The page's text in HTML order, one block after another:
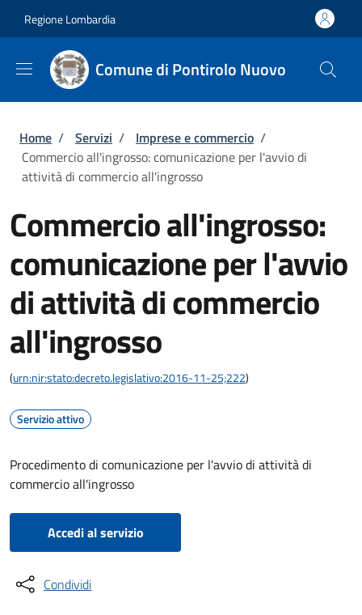
Regione Lombardia
Comune di Pontirolo Nuovo
Briciole di pane
Home / Servizi / Imprese e commercio /
Commercio all'ingrosso: comunicazione per l'avvio di
attività di commercio all'ingrosso
Commercio all'ingrosso:
comunicazione per l'avvio
di attività di commercio
all'ingrosso
(urn:nir:stato:decreto.legislativo:2016-11-25;222)
Servizio attivo
Procedimento di comunicazione per l'avvio di attività di
commercio all'ingrosso
Accedi al servizio
Condividi